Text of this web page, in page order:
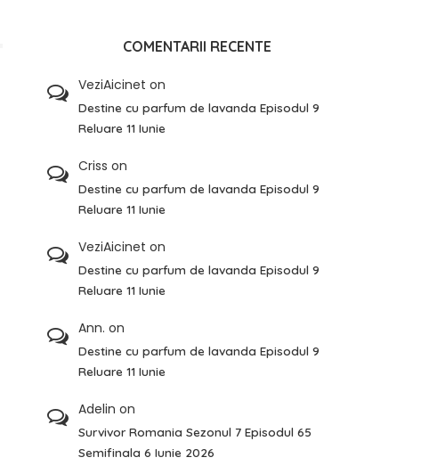
COMENTARII RECENTE
VeziAicinet on
Destine cu parfum de lavanda Episodul 9
Reluare 11 Iunie
Criss on
Destine cu parfum de lavanda Episodul 9
Reluare 11 Iunie
VeziAicinet on
Destine cu parfum de lavanda Episodul 9
Reluare 11 Iunie
Ann. on
Destine cu parfum de lavanda Episodul 9
Reluare 11 Iunie
Adelin on
Survivor Romania Sezonul 7 Episodul 65
Semifinala 6 Iunie 2026